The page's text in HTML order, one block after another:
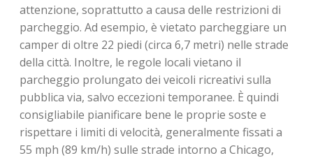
attenzione, soprattutto a causa delle restrizioni di
parcheggio. Ad esempio, è vietato parcheggiare un
camper di oltre 22 piedi (circa 6,7 metri) nelle strade
della città. Inoltre, le regole locali vietano il
parcheggio prolungato dei veicoli ricreativi sulla
pubblica via, salvo eccezioni temporanee. È quindi
consigliabile pianificare bene le proprie soste e
rispettare i limiti di velocità, generalmente fissati a
55 mph (89 km/h) sulle strade intorno a Chicago,